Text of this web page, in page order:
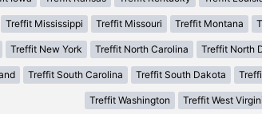
Treffit Mississippi Treffit Missouri Treffit Montana
Treffit New York Treffit North Carolina Treffit North
Treffit South Carolina Treffit South Dakota
Treffit Washington Treffit West